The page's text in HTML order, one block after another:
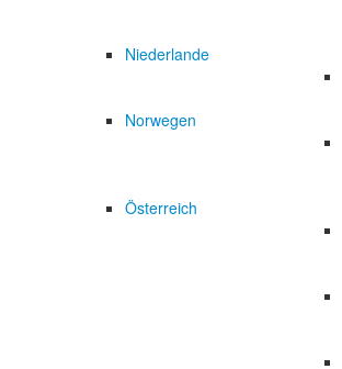
Niederlande
Norwegen
Österreich